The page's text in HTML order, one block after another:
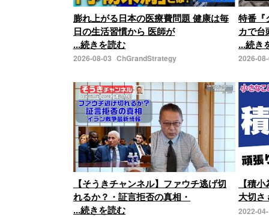
膨れ上がる日本の医療費問題 健康は毎
日の生活習慣から 医師が
...続きを読む
2026-08-03 ChGrandStrategy
特番『
カで台
...続き
2026-
【そうきチャンネル】ファウチ逃げ切
れるか？・証言拒否の真相・
...続きを読む
【積
大切さ
2022-